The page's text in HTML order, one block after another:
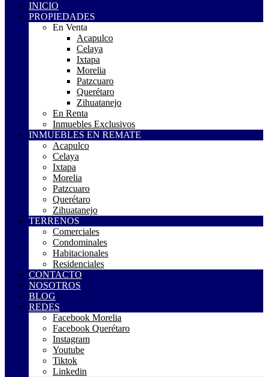
INICIO
PROPIEDADES
En Venta
Acapulco
Celaya
Ixtapa
Morelia
Patzcuaro
Querétaro
Zihuatanejo
En Renta
Inmuebles Exclusivos
INMUEBLES EN REMATE
Acapulco
Celaya
Ixtapa
Morelia
Patzcuaro
Querétaro
Zihuatanejo
TERRENOS
Comerciales
Condominales
Habitacionales
Residenciales
CONTACTO
NOSOTROS
BLOG
REDES
Facebook Morelia
Facebook Querétaro
Instagram
Youtube
Tiktok
Linkedin